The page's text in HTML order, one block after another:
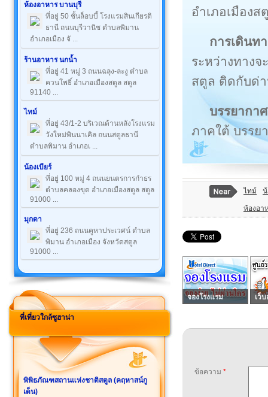
ห้องอาหาร บานบุรี
ที่อยู่ 50 ชั้นล็อบบี้ โรงแรมสินเกียรติ
ธานี ถนนบุรีวานิช ตำบลพิมาน
อำเภอเมือง จั ...
ร้านอาหาร นกน้ำ
ที่อยู่ 41 หมู่ 3 ถนนฉลุง-ละงู ตำบล
ควนโพธิ์ อำเภอเมืองสตูล สตูล
91140 ...
ไทม์
ที่อยู่ 43/1-2 บริเวณด้านหลังโรงแรม
วังใหม่พินนาเคิล ถนนสตูลธานี
ตำบลพิมาน อำเภอเ ...
น้องเบียร์
ที่อยู่ 100 หมู่ 4 ถนนยนตรการกำธร
ตำบลคลองขุด อำเภอเมืองสตูล สตูล
91000 ...
มุกดา
ที่อยู่ 236 ถนนคูหาประเวศน์ ตำบล
พิมาน อำเภอเมือง จังหวัดสตูล
91000 ...
ที่เที่ยวใกล้ซูฮาน่า
พิพิธภัณฑสถานแห่งชาติสตูล (คฤหาสน์กู
เด็น)
อำเภอเมือง
การเดินท
ระหว่างทางจ
สตูล ติดกับด่
บรรยากาศ
ภาคใต้ บรรย
ไทม์
ห้องอา
จองโรงแรม เว็
ข้อความ *